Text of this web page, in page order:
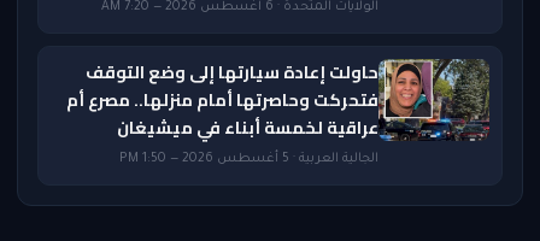
الولايات المتحدة · 6 أغسطس 2026 — 7:20 AM
حاولت إعادة سيارتها إلى وضع التوقف
فتحركت وحاصرتها أمام منزلها.. مصرع أم
عراقية لخمسة أبناء في ميشيغان
الجالية العربية · 5 أغسطس 2026 — 1:50 PM